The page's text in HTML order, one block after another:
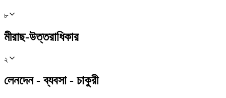
৮
মীরাছ-উত্তরাধিকার
২
লেনদেন - ব্যবসা - চাকুরী